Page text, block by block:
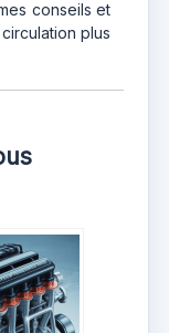
conseils et
plus